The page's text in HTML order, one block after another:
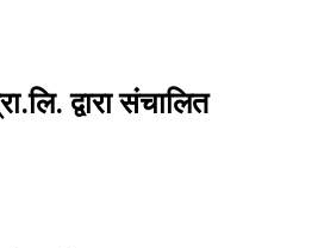
द्वारा संचालित